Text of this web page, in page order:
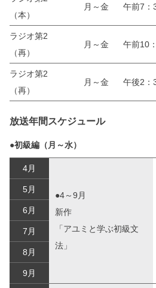
（本）
月～金 午前7：
ラジオ第2
（再）
月～金 午前10
ラジオ第2
（再）
月～金 午後2：
放送年間スケジュール
●初級編（月～水）
4月
●4～9月
新作
「アユミと学ぶ初級文
法」
5月
6月
7月
8月
9月